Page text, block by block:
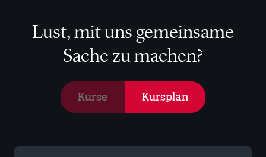
Lust, mit uns gemeinsame
Sache zu machen?
Kurse Kursplan